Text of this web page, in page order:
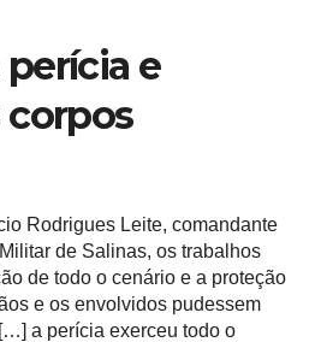
e
corpos
Rodrigues Leite, comandante
de Salinas, os trabalhos
de todo o cenário e a proteção
e os envolvidos pudessem
a perícia exerceu todo o